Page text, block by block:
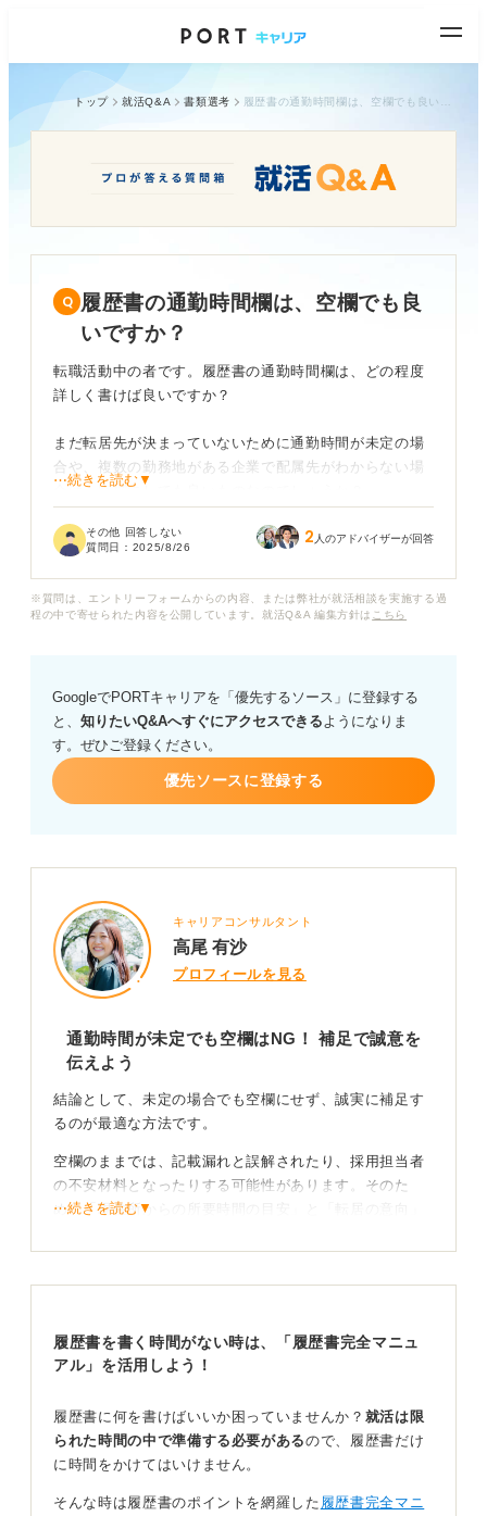
トップ 就活Q&A 書類選考
履歴書の通勤時間欄は、空欄でも良
いですか？
転職活動中の者です。履歴書の通勤時間欄は、どの程度
詳しく書けば良いですか？
まだ転居先が決まっていないために通勤時間が未定の場
合や、複数の勤務地がある企業で配属先がわからない場
合は、空欄にしても良いものなのでしょうか？
転居を伴う転職になるので、具体的な通勤時間をどう記
定」だとマイナス評価になるのではないかと不安です。
もし空欄にするのが良くない場合、どのように記載する
べきか、具体的な書き方やアドバイスがあれば教えてく
ださい。
⋯続きを読む▼
その他 回答しない
質問日： 2025/8/26 2 人のアドバイザーが回答
※質問は、エントリーフォームからの内容、または弊社が就活相談を実施する過
程の中で寄せられた内容を公開しています。就活Q&A 編集方針は こちら
GoogleでPORTキャリアを「優先するソース」に登録する
と、 知りたいQ&Aへすぐにアクセスできるようになりま
す。ぜひご登録ください。
優先ソースに登録する
キャリアコンサルタント
高尾 有沙
プロフィールを見る
通勤時間が未定でも空欄はNG！ 補足で誠意を
伝えよう
結論として、未定の場合でも空欄にせず、誠実に補足す
るのが最適な方法です。
空欄のままでは、記載漏れと誤解されたり、採用担当者
の不安材料となったりする可能性があります。そのた
め、「現住所からの所要時間の目安」と「転居の意向」
みです。」という書き方があります。
また、勤務地が複数考えられる場合は、最短と最長の時
間を範囲で示すと親切です。
面接では、転居の意思や具体的な時期について、応募書
⋯続きを読む▼
履歴書を書く時間がない時は、「履歴書完全マニュ
アル」を活用しよう！
履歴書に何を書けばいいか困っていませんか？ 就活は限
られた時間の中で準備する必要があるので、履歴書だけ
に時間をかけてはいけません。
そんな時は履歴書のポイントを網羅した 履歴書完全マニ